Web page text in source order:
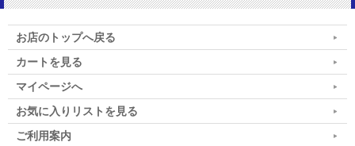
お店のトップへ戻る
カートを見る
マイページへ
お気に入りリストを見る
ご利用案内